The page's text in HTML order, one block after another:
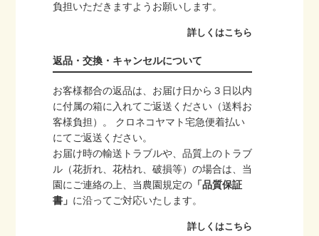
負担いただきますようお願いします。
詳しくはこちら
返品・交換・キャンセルについて
お客様都合の返品は、お届け日から３日以内
に付属の箱に入れてご返送ください（送料お
客様負担）。 クロネコヤマト宅急便着払い
にてご返送ください。
お届け時の輸送トラブルや、品質上のトラブ
ル（花折れ、花枯れ、破損等）の場合は、当
園にご連絡の上、当農園規定の 「品質保証
書」 に沿ってご対応いたします。
詳しくはこちら